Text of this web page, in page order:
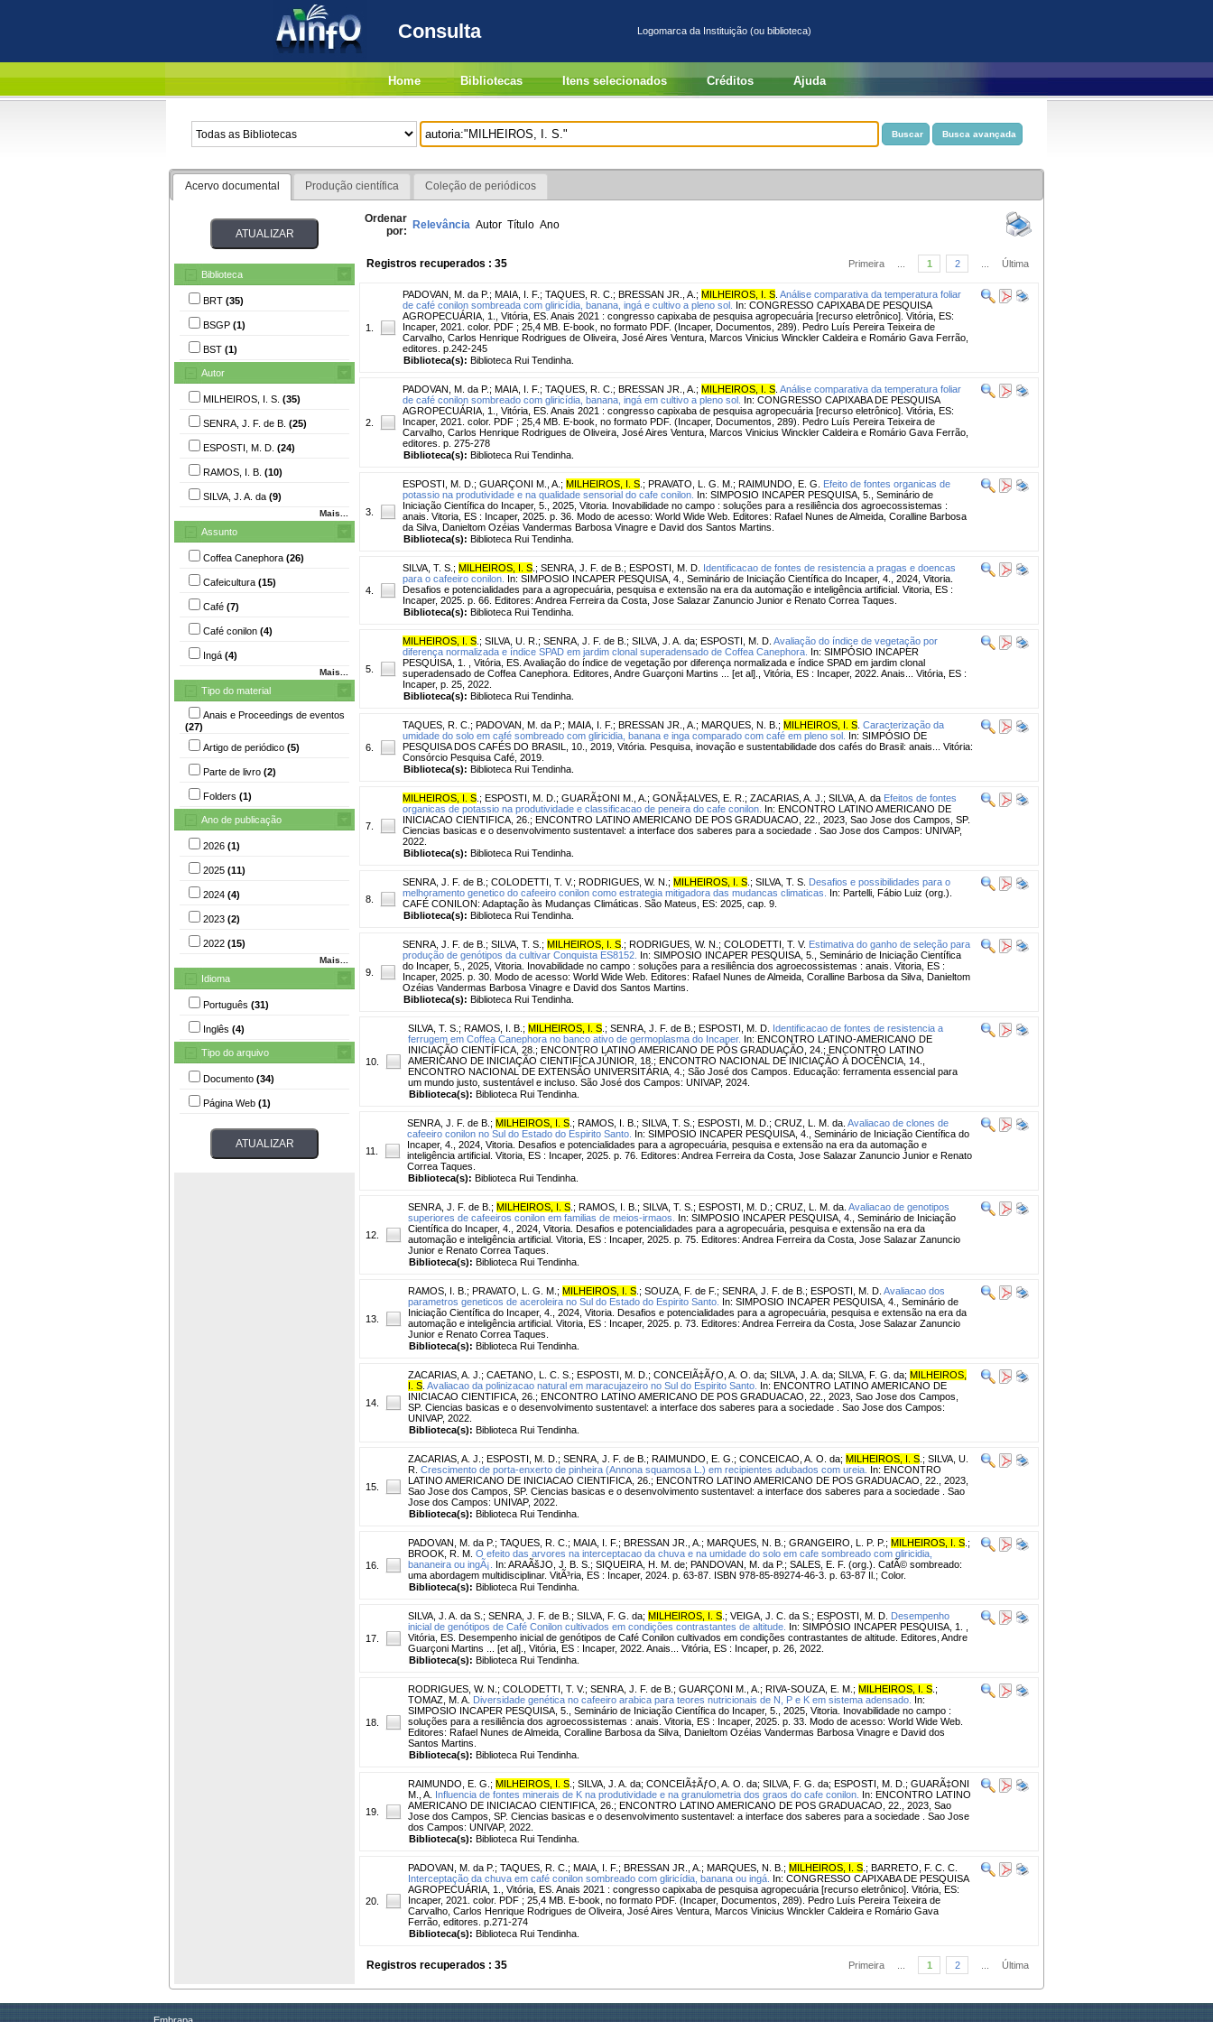
Consulta Logomarca da Instituição (ou biblioteca)
Home Bibliotecas Itens selecionados Créditos Ajuda
Acervo documental Produção científica Coleção de periódicos
Biblioteca
BRT (35)
BSGP (1)
BST (1)
Autor
MILHEIROS, I. S. (35)
SENRA, J. F. de B. (25)
ESPOSTI, M. D. (24)
RAMOS, I. B. (10)
SILVA, J. A. da (9)
Mais...
Assunto
Coffea Canephora (26)
Cafeicultura (15)
Café (7)
Café conilon (4)
Ingá (4)
Mais...
Tipo do material
Anais e Proceedings de eventos
(27)
Artigo de periódico (5)
Parte de livro (2)
Folders (1)
Ano de publicação
2026 (1)
2025 (11)
2024 (4)
2023 (2)
2022 (15)
Mais...
Idioma
Português (31)
Inglês (4)
Tipo do arquivo
Documento (34)
Página Web (1)
Ordenar
por: Relevância Autor Título Ano
Registros recuperados : 35 Primeira 1 2 Última
1.
PADOVAN, M. da P. ; MAIA, I. F. ; TAQUES, R. C. ; BRESSAN JR., A. ; MILHEIROS, I. S Análise comparativa da temperatura foliar
de café conilon sombreada com gliricídia, banana, ingá e cultivo a pleno sol. In: CONGRESSO CAPIXABA DE PESQUISA
AGROPECUÁRIA, 1., Vitória, ES. Anais 2021 : congresso capixaba de pesquisa agropecuária [recurso eletrônico]. Vitória, ES:
Incaper, 2021. color. PDF ; 25,4 MB. E-book, no formato PDF. (Incaper, Documentos, 289). Pedro Luís Pereira Teixeira de
Carvalho, Carlos Henrique Rodrigues de Oliveira, José Aires Ventura, Marcos Vinicius Winckler Caldeira e Romário Gava Ferrão,
editores. p.242-245
Biblioteca(s): Biblioteca Rui Tendinha.
2.
PADOVAN, M. da P. ; MAIA, I. F. ; TAQUES, R. C. ; BRESSAN JR., A. ; MILHEIROS, I. S Análise comparativa da temperatura foliar
de café conilon sombreado com gliricídia, banana, ingá em cultivo a pleno sol. In: CONGRESSO CAPIXABA DE PESQUISA
AGROPECUÁRIA, 1., Vitória, ES. Anais 2021 : congresso capixaba de pesquisa agropecuária [recurso eletrônico]. Vitória, ES:
Incaper, 2021. color. PDF ; 25,4 MB. E-book, no formato PDF. (Incaper, Documentos, 289). Pedro Luís Pereira Teixeira de
Carvalho, Carlos Henrique Rodrigues de Oliveira, José Aires Ventura, Marcos Vinicius Winckler Caldeira e Romário Gava Ferrão,
editores. p. 275-278
Biblioteca(s): Biblioteca Rui Tendinha.
3.
ESPOSTI, M. D. ; GUARÇONI M., A. ; MILHEIROS, I. S ; PRAVATO, L. G. M. ; RAIMUNDO, E. G.
Efeito de fontes organicas de
potassio na produtividade e na qualidade sensorial do cafe conilon. In: SIMPOSIO INCAPER PESQUISA, 5., Seminário de
Iniciação Científica do Incaper, 5., 2025, Vitoria. Inovabilidade no campo : soluções para a resiliência dos agroecossistemas :
anais. Vitoria, ES : Incaper, 2025. p. 36. Modo de acesso: World Wide Web. Editores: Rafael Nunes de Almeida, Coralline Barbosa
da Silva, Danieltom Ozéias Vandermas Barbosa Vinagre e David dos Santos Martins.
Biblioteca(s): Biblioteca Rui Tendinha.
4.
SILVA, T. S. ; MILHEIROS, I. S ; SENRA, J. F. de B. ; ESPOSTI, M. D. Identificacao de fontes de resistencia a pragas e doencas
para o cafeeiro conilon. In: SIMPOSIO INCAPER PESQUISA, 4., Seminário de Iniciação Científica do Incaper, 4., 2024, Vitoria.
Desafios e potencialidades para a agropecuária, pesquisa e extensão na era da automação e inteligência artificial. Vitoria, ES :
Incaper, 2025. p. 66. Editores: Andrea Ferreira da Costa, Jose Salazar Zanuncio Junior e Renato Correa Taques.
Biblioteca(s): Biblioteca Rui Tendinha.
5.
MILHEIROS, I. S ; SILVA, U. R. ; SENRA, J. F. de B. ; SILVA, J. A. da; ESPOSTI, M. D. Avaliação do índice de vegetação por
diferença normalizada e índice SPAD em jardim clonal superadensado de Coffea Canephora. In: SIMPÓSIO INCAPER
PESQUISA, 1. , Vitória, ES. Avaliação do índice de vegetação por diferença normalizada e índice SPAD em jardim clonal
superadensado de Coffea Canephora. Editores, Andre Guarçoni Martins ... [et al]., Vitória, ES : Incaper, 2022. Anais... Vitória, ES :
Incaper, p. 25, 2022.
Biblioteca(s): Biblioteca Rui Tendinha.
6.
TAQUES, R. C. ; PADOVAN, M. da P. ; MAIA, I. F. ; BRESSAN JR., A. ; MARQUES, N. B. ; MILHEIROS, I. S Caracterização da
umidade do solo em café sombreado com gliricidia, banana e inga comparado com café em pleno sol. In: SIMPÓSIO DE
PESQUISA DOS CAFÉS DO BRASIL, 10., 2019, Vitória. Pesquisa, inovação e sustentabilidade dos cafés do Brasil: anais... Vitória:
Consórcio Pesquisa Café, 2019.
Biblioteca(s): Biblioteca Rui Tendinha.
7.
MILHEIROS, I. S ; ESPOSTI, M. D. ; GUARÃ‡ONI M., A. ; GONÃ‡ALVES, E. R. ; ZACARIAS, A. J. ; SILVA, A. da Efeitos de fontes
organicas de potassio na produtividade e classificacao de peneira do cafe conilon. In: ENCONTRO LATINO AMERICANO DE
INICIACAO CIENTIFICA, 26.; ENCONTRO LATINO AMERICANO DE POS GRADUACAO, 22., 2023, Sao Jose dos Campos, SP.
Ciencias basicas e o desenvolvimento sustentavel: a interface dos saberes para a sociedade . Sao Jose dos Campos: UNIVAP,
2022.
Biblioteca(s): Biblioteca Rui Tendinha.
8.
SENRA, J. F. de B. ; COLODETTI, T. V.; RODRIGUES, W. N. ; MILHEIROS, I. S ; SILVA, T. S. Desafios e possibilidades para o
melhoramento genetico do cafeeiro conilon como estrategia mitigadora das mudancas climaticas.
In: Partelli, Fábio Luiz (org.).
CAFÉ CONILON: Adaptação às Mudanças Climáticas. São Mateus, ES: 2025, cap. 9.
Biblioteca(s): Biblioteca Rui Tendinha.
9.
SENRA, J. F. de B. ; SILVA, T. S. ; MILHEIROS, I. S ; RODRIGUES, W. N. ; COLODETTI, T. V. Estimativa do ganho de seleção para
produção de genótipos da cultivar Conquista ES8152. In: SIMPOSIO INCAPER PESQUISA, 5., Seminário de Iniciação Científica
do Incaper, 5., 2025, Vitoria. Inovabilidade no campo : soluções para a resiliência dos agroecossistemas : anais. Vitoria, ES :
Incaper, 2025. p. 30. Modo de acesso: World Wide Web. Editores: Rafael Nunes de Almeida, Coralline Barbosa da Silva, Danieltom
Ozéias Vandermas Barbosa Vinagre e David dos Santos Martins.
Biblioteca(s): Biblioteca Rui Tendinha.
10.
SILVA, T. S. ; RAMOS, I. B. ; MILHEIROS, I. S ; SENRA, J. F. de B. ; ESPOSTI, M. D. Identificacao de fontes de resistencia a
ferrugem em Coffea Canephora no banco ativo de germoplasma do Incaper. In: ENCONTRO LATINO-AMERICANO DE
INICIAÇÃO CIENTÍFICA, 28.; ENCONTRO LATINO AMERICANO DE PÓS GRADUAÇÃO, 24.; ENCONTRO LATINO
AMERICANO DE INICIAÇÃO CIENTIFÍCA JÚNIOR, 18.; ENCONTRO NACIONAL DE INICIAÇÃO À DOCÊNCIA, 14.,
ENCONTRO NACIONAL DE EXTENSÃO UNIVERSITÁRIA, 4.; São José dos Campos. Educação: ferramenta essencial para
um mundo justo, sustentável e incluso. São José dos Campos: UNIVAP, 2024.
Biblioteca(s): Biblioteca Rui Tendinha.
11.
SENRA, J. F. de B. ; MILHEIROS, I. S ; RAMOS, I. B. ; SILVA, T. S. ; ESPOSTI, M. D. ; CRUZ, L. M. da. Avaliacao de clones de
cafeeiro conilon no Sul do Estado do Espirito Santo. In: SIMPOSIO INCAPER PESQUISA, 4., Seminário de Iniciação Científica do
Incaper, 4., 2024, Vitoria. Desafios e potencialidades para a agropecuária, pesquisa e extensão na era da automação e
inteligência artificial. Vitoria, ES : Incaper, 2025. p. 76. Editores: Andrea Ferreira da Costa, Jose Salazar Zanuncio Junior e Renato
Correa Taques.
Biblioteca(s): Biblioteca Rui Tendinha.
12.
SENRA, J. F. de B. ; MILHEIROS, I. S ; RAMOS, I. B. ; SILVA, T. S. ; ESPOSTI, M. D. ; CRUZ, L. M. da. Avaliacao de genotipos
superiores de cafeeiros conilon em familias de meios-irmaos.
In: SIMPOSIO INCAPER PESQUISA, 4., Seminário de Iniciação
Científica do Incaper, 4., 2024, Vitoria. Desafios e potencialidades para a agropecuária, pesquisa e extensão na era da
automação e inteligência artificial. Vitoria, ES : Incaper, 2025. p. 75. Editores: Andrea Ferreira da Costa, Jose Salazar Zanuncio
Junior e Renato Correa Taques.
Biblioteca(s): Biblioteca Rui Tendinha.
13.
RAMOS, I. B. ; PRAVATO, L. G. M. ; MILHEIROS, I. S ; SOUZA, F. de F. ; SENRA, J. F. de B. ; ESPOSTI, M. D. Avaliacao dos
parametros geneticos de aceroleira no Sul do Estado do Espirito Santo. In: SIMPOSIO INCAPER PESQUISA, 4., Seminário de
Iniciação Científica do Incaper, 4., 2024, Vitoria. Desafios e potencialidades para a agropecuária, pesquisa e extensão na era da
automação e inteligência artificial. Vitoria, ES : Incaper, 2025. p. 73. Editores: Andrea Ferreira da Costa, Jose Salazar Zanuncio
Junior e Renato Correa Taques.
Biblioteca(s): Biblioteca Rui Tendinha.
14.
ZACARIAS, A. J. ; CAETANO, L. C. S. ; ESPOSTI, M. D. ; CONCEIÃ‡ÃƒO, A. O. da; SILVA, J. A. da; SILVA, F. G. da; MILHEIROS,
I. S Avaliacao da polinizacao natural em maracujazeiro no Sul do Espirito Santo. In: ENCONTRO LATINO AMERICANO DE
INICIACAO CIENTIFICA, 26.; ENCONTRO LATINO AMERICANO DE POS GRADUACAO, 22., 2023, Sao Jose dos Campos,
SP. Ciencias basicas e o desenvolvimento sustentavel: a interface dos saberes para a sociedade . Sao Jose dos Campos:
UNIVAP, 2022.
Biblioteca(s): Biblioteca Rui Tendinha.
15.
ZACARIAS, A. J. ; ESPOSTI, M. D. ; SENRA, J. F. de B. ; RAIMUNDO, E. G. ; CONCEICAO, A. O. da; MILHEIROS, I. S ; SILVA, U.
R. Crescimento de porta-enxerto de pinheira (Annona squamosa L.) em recipientes adubados com ureia. In: ENCONTRO
LATINO AMERICANO DE INICIACAO CIENTIFICA, 26.; ENCONTRO LATINO AMERICANO DE POS GRADUACAO, 22., 2023,
Sao Jose dos Campos, SP. Ciencias basicas e o desenvolvimento sustentavel: a interface dos saberes para a sociedade . Sao
Jose dos Campos: UNIVAP, 2022.
Biblioteca(s): Biblioteca Rui Tendinha.
16.
PADOVAN, M. da P. ; TAQUES, R. C. ; MAIA, I. F. ; BRESSAN JR., A. ; MARQUES, N. B. ; GRANGEIRO, L. P. P. ; MILHEIROS, I. S ;
BROOK, R. M. O efeito das arvores na interceptacao da chuva e na umidade do solo em cafe sombreado com glirici­dia,
bananeira ou ingÃ¡.
In: ARAÃšJO, J. B. S.; SIQUEIRA, H. M. de; PANDOVAN, M. da P.; SALES, E. F. (org.). CafÃ© sombreado:
uma abordagem multidisciplinar. VitÃ³ria, ES : Incaper, 2024. p. 63-87. ISBN 978-85-89274-46-3. p. 63-87 Il.; Color.
Biblioteca(s): Biblioteca Rui Tendinha.
17.
SILVA, J. A. da S. ; SENRA, J. F. de B. ; SILVA, F. G. da; MILHEIROS, I. S ; VEIGA, J. C. da S. ; ESPOSTI, M. D. Desempenho
inicial de genótipos de Café Conilon cultivados em condições contrastantes de altitude. In: SIMPÓSIO INCAPER PESQUISA, 1. ,
Vitória, ES. Desempenho inicial de genótipos de Café Conilon cultivados em condições contrastantes de altitude. Editores, Andre
Guarçoni Martins ... [et al]., Vitória, ES : Incaper, 2022. Anais... Vitória, ES : Incaper, p. 26, 2022.
Biblioteca(s): Biblioteca Rui Tendinha.
18.
RODRIGUES, W. N. ; COLODETTI, T. V.; SENRA, J. F. de B. ; GUARÇONI M., A. ; RIVA-SOUZA, E. M. ; MILHEIROS, I. S ;
TOMAZ, M. A. Diversidade genética no cafeeiro arabica para teores nutricionais de N, P e K em sistema adensado. In:
SIMPOSIO INCAPER PESQUISA, 5., Seminário de Iniciação Científica do Incaper, 5., 2025, Vitoria. Inovabilidade no campo :
soluções para a resiliência dos agroecossistemas : anais. Vitoria, ES : Incaper, 2025. p. 33. Modo de acesso: World Wide Web.
Editores: Rafael Nunes de Almeida, Coralline Barbosa da Silva, Danieltom Ozéias Vandermas Barbosa Vinagre e David dos
Santos Martins.
Biblioteca(s): Biblioteca Rui Tendinha.
19.
RAIMUNDO, E. G. ; MILHEIROS, I. S ; SILVA, J. A. da; CONCEIÃ‡ÃƒO, A. O. da; SILVA, F. G. da; ESPOSTI, M. D. ; GUARÃ‡ONI
M., A. Influencia de fontes minerais de K na produtividade e na granulometria dos graos do cafe conilon. In: ENCONTRO LATINO
AMERICANO DE INICIACAO CIENTIFICA, 26.; ENCONTRO LATINO AMERICANO DE POS GRADUACAO, 22., 2023, Sao
Jose dos Campos, SP. Ciencias basicas e o desenvolvimento sustentavel: a interface dos saberes para a sociedade . Sao Jose
dos Campos: UNIVAP, 2022.
Biblioteca(s): Biblioteca Rui Tendinha.
20.
PADOVAN, M. da P. ; TAQUES, R. C. ; MAIA, I. F. ; BRESSAN JR., A. ; MARQUES, N. B. ; MILHEIROS, I. S ; BARRETO, F. C. C.
Interceptação da chuva em café conilon sombreado com gliricídia, banana ou ingá. In: CONGRESSO CAPIXABA DE PESQUISA
AGROPECUÁRIA, 1., Vitória, ES. Anais 2021 : congresso capixaba de pesquisa agropecuária [recurso eletrônico]. Vitória, ES:
Incaper, 2021. color. PDF ; 25,4 MB. E-book, no formato PDF. (Incaper, Documentos, 289). Pedro Luís Pereira Teixeira de
Carvalho, Carlos Henrique Rodrigues de Oliveira, José Aires Ventura, Marcos Vinicius Winckler Caldeira e Romário Gava
Ferrão, editores. p.271-274
Biblioteca(s): Biblioteca Rui Tendinha.
Registros recuperados : 35 Primeira 1 2 Última